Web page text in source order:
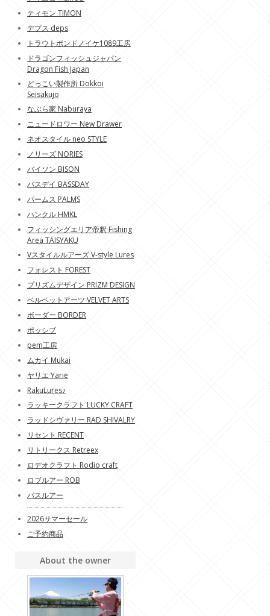
ティモン TIMON
デプス deps
トラウトポンドノイケ1089工房
ドラゴンフィッシュジャパン
Dragon Fish Japan
どっこい製作所 Dokkoi
Seisakujo
なぶら家 Naburaya
ニュードロワー New Drawer
ネオスタイル neo STYLE
ノリーズ NORIES
バイソン BISON
バスデイ BASSDAY
パームス PALMS
ハンクル HMKL
フィッシングエリア帝釈 Fishing
Area TAISYAKU
Vスタイルルアーズ V-style Lures
フォレスト FOREST
プリズムデザイン PRIZM DESIGN
ベルベットアーツ VELVET ARTS
ボーダー BORDER
ポッシブ
pem工房
ムカイ Mukai
ヤリエ Yarie
RakuLures♪
ラッキークラフト LUCKY CRAFT
ラッドシヴァリー RAD SHIVALRY
リセント RECENT
リトリークス Retreex
ロデオクラフト Rodio craft
ロブルアー ROB
バスルアー
2026サマーセール
ご予約商品
About the owner